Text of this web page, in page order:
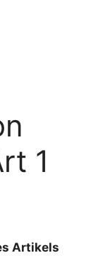
1
Artikels